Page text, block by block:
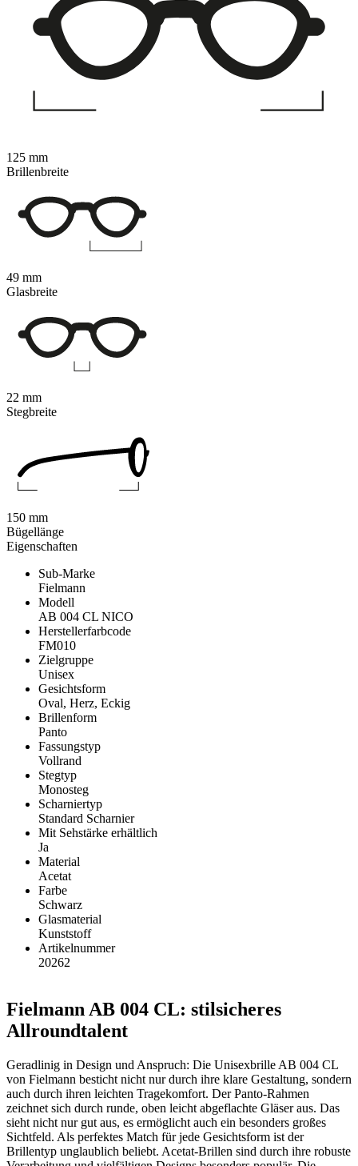
Eigenschaften
Sub-Marke
Fielmann
Modell
AB 004 CL NICO
Herstellerfarbcode
FM010
Zielgruppe
Unisex
Gesichtsform
Oval, Herz, Eckig
Brillenform
Panto
Fassungstyp
Vollrand
Stegtyp
Monosteg
Scharniertyp
Standard Scharnier
Mit Sehstärke erhältlich
Ja
Material
Acetat
Farbe
Schwarz
Glasmaterial
Kunststoff
Artikelnummer
20262
Fielmann AB 004 CL: stilsicheres
Allroundtalent
Geradlinig in Design und Anspruch: Die Unisexbrille AB 004 CL
von Fielmann besticht nicht nur durch ihre klare Gestaltung, sondern
auch durch ihren leichten Tragekomfort. Der Panto-Rahmen
zeichnet sich durch runde, oben leicht abgeflachte Gläser aus. Das
sieht nicht nur gut aus, es ermöglicht auch ein besonders großes
Sichtfeld. Als perfektes Match für jede Gesichtsform ist der
Brillentyp unglaublich beliebt. Acetat-Brillen sind durch ihre robuste
125 mm
Brillenbreite
49 mm
Glasbreite
22 mm
Stegbreite
150 mm
Bügellänge